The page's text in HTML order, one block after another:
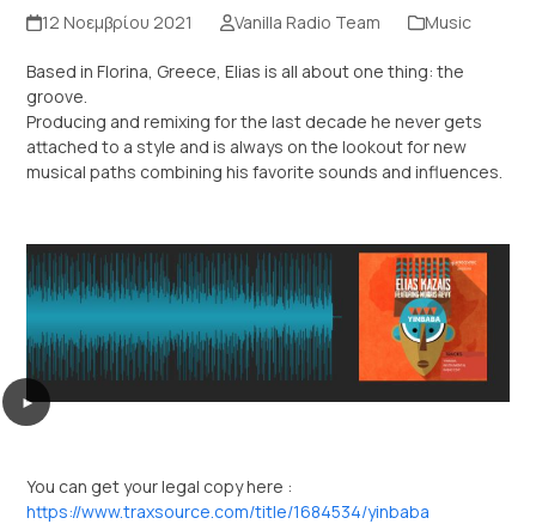
12 Νοεμβρίου 2021 Vanilla Radio Team Music
Based in Florina, Greece, Elias is all about one thing: the
groove.
Producing and remixing for the last decade he never gets
attached to a style and is always on the lookout for new
musical paths combining his favorite sounds and influences.
►
You can get your legal copy here :
https://www.traxsource.com/title/1684534/yinbaba